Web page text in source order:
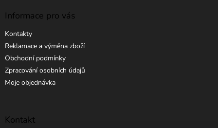
Informace pro vás
Kontakty
Reklamace a výměna zboží
Obchodní podmínky
Zpracování osobních údajů
Moje objednávka
Kontakt